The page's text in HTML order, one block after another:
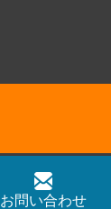
お問い合わせ